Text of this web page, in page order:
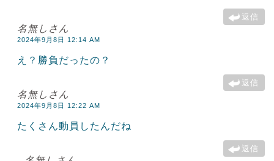
返信
名無しさん
2024年9月8日 12:14 AM
え？勝負だったの？
返信
名無しさん
2024年9月8日 12:22 AM
たくさん動員したんだね
返信